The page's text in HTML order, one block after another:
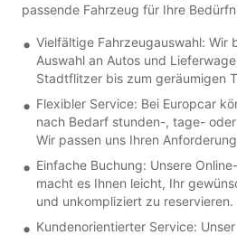
passende Fahrzeug für Ihre
Vielfältige Fahrzeugauswahl: Wir
Auswahl an Autos und
Stadtflitzer bis zum geräumigen
Flexibler Service: Bei Europcar
nach Bedarf stunden-, tage-
Wir passen uns Ihren
Einfache Buchung: Unsere
macht es Ihnen leicht, Ihr
und unkompliziert zu reservieren.
Kundenorientierter Service: